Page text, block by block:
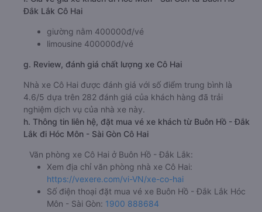
Đắk Lắk Cô Hai
giường nằm 400000đ/vé
limousine 400000đ/vé
g. Review, đánh giá chất lượng xe Cô Hai
Nhà xe Cô Hai được đánh giá với số điểm trung bình là
4.6/5 dựa trên 282 đánh giá của khách hàng đã trải
nghiệm dịch vụ của nhà xe này.
h. Thông tin liên hệ, đặt mua vé xe khách từ Buôn Hồ - Đắk
Lắk đi Hóc Môn - Sài Gòn Cô Hai
Văn phòng xe Cô Hai ở Buôn Hồ - Đắk Lắk:
Xem địa chỉ văn phòng nhà xe Cô Hai:
https://vexere.com/vi-VN/xe-co-hai
Số điện thoại đặt mua vé xe Buôn Hồ - Đắk Lắk Hóc
Môn - Sài Gòn: 1900 888684